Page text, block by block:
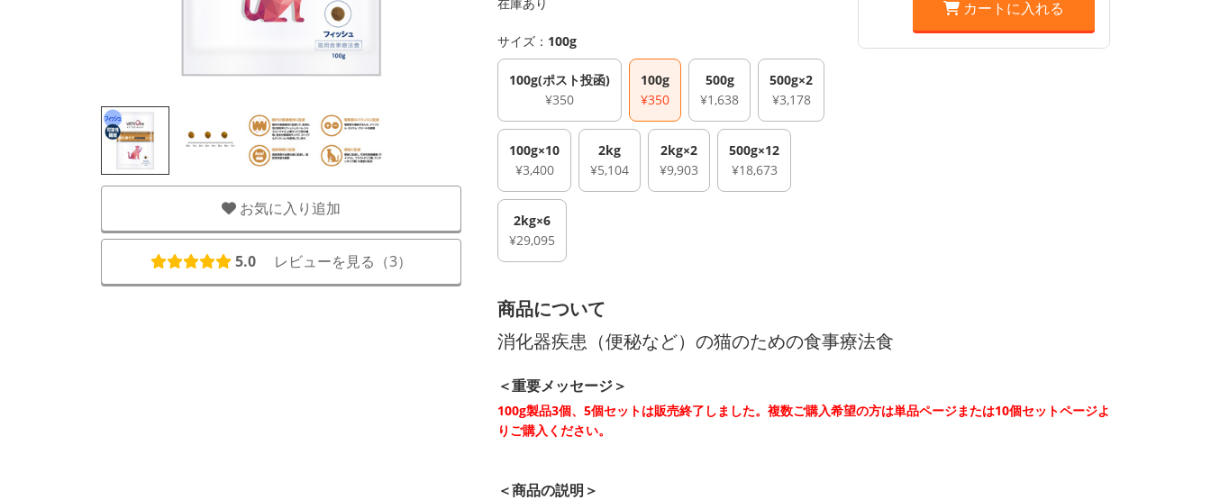
お気に入り追加
5.0 レビューを見る（3）
サイズ： 100g
100g(ポスト投函)
¥350
100g
¥350
500g
¥1,638
500g×2
¥3,178
100g×10
¥3,400
2kg
¥5,104
2kg×2
¥9,903
500g×12
¥18,673
2kg×6
¥29,095
カートに入れる
商品について
消化器疾患（便秘など）の猫のための食事療法食
＜重要メッセージ＞
100g製品3個、5個セットは販売終了しました。複数ご購入希望の方は単品ページまたは10個セットページよ
りご購入ください。
＜商品の説明＞